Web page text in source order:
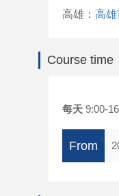
高雄： 高
Course time
每天 9:00-
From